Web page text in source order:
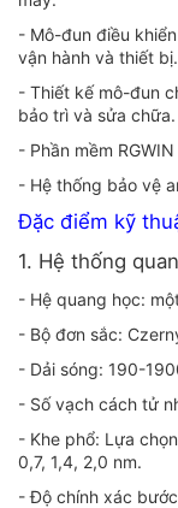
- Mô-đun điều
vận hành và thiết bị.
- Thiết kế mô-đun
bảo trì và sửa chữa.
- Phần mềm
- Hệ thống bảo vệ
Đặc điểm kỹ
1. Hệ thống
- Hệ quang học:
- Bộ đơn sắc:
- Dải sóng: 190-
- Số vạch cách tử
- Khe phổ: Lựa
0,7, 1,4, 2,0 nm.
- Độ chính xác